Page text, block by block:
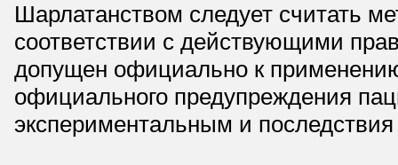
Шарлатанством следует считать
соответствии с действующими
допущен официально к
официального предупреждения
экспериментальным и